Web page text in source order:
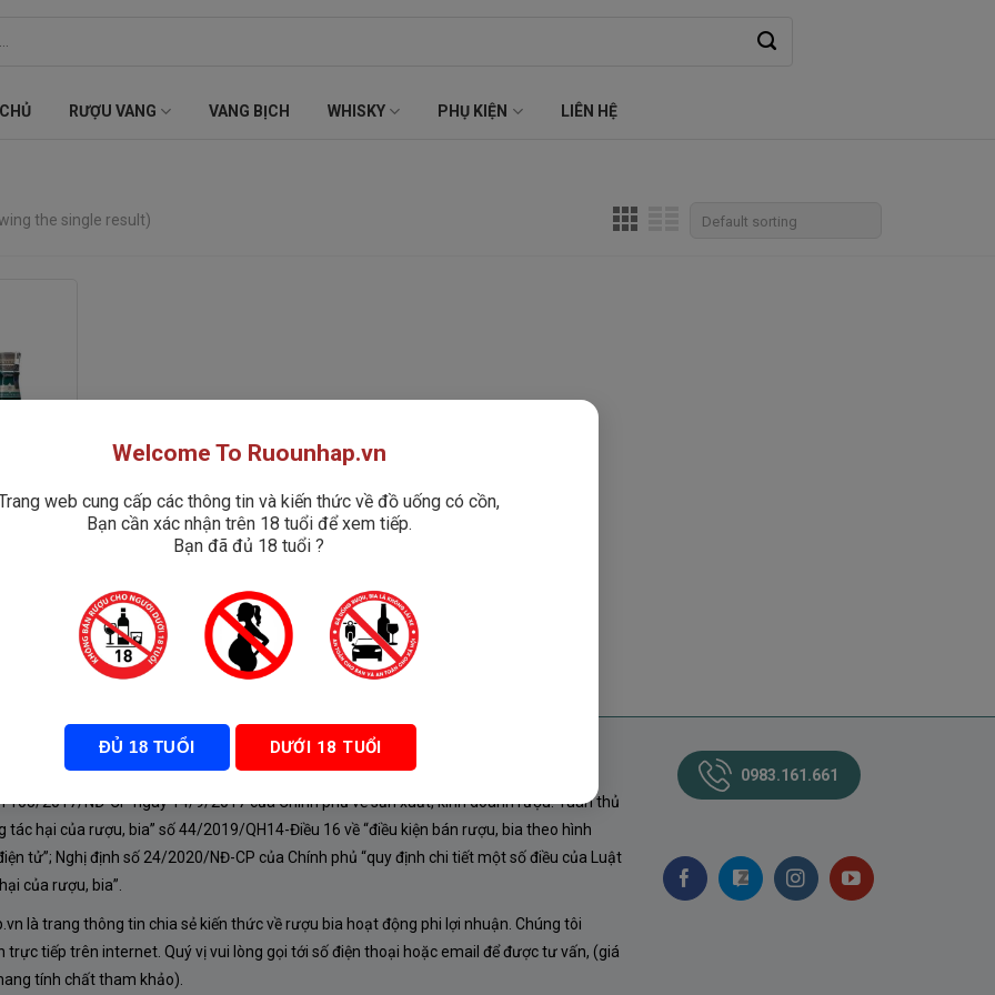
RƯỢU VANG VANG BỊCH WHISKY PHỤ KIỆN LIÊN HỆ
the single result)
SÁCH
105/2017/NĐ-CP ngày 14/9/2017 của Chính phủ về sản xuất, kinh doanh rượu. Tuân thủ
tác hại của rượu, bia” số 44/2019/QH14-Điều 16 về “điều kiện bán rượu, bia theo hình
tử”; Nghị định số 24/2020/NĐ-CP của Chính phủ “quy định chi tiết một số điều của Luật
của rượu, bia”.
là trang thông tin chia sẻ kiến thức về rượu bia hoạt động phi lợi nhuận. Chúng tôi
trực tiếp trên internet. Quý vị vui lòng gọi tới số điện thoại hoặc email để được tư vấn, (giá
tính chất tham khảo).
0983.161.661
Welcome To Ruounhap.vn
web cung cấp các thông tin và kiến thức về đồ uống có cồn,
Bạn cần xác nhận trên 18 tuổi để xem tiếp.
Bạn đã đủ 18 tuổi ?
ĐỦ 18 TUỔI DƯỚI 18 TUỔI